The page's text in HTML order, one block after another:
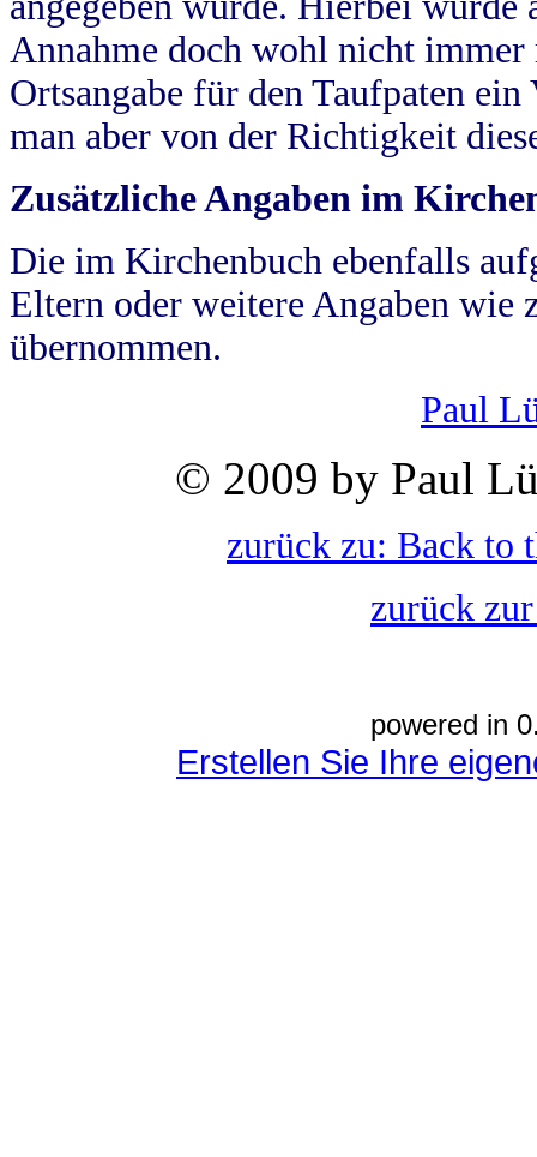
Annahme doch wohl nicht
Ortsangabe für den Taufpaten
man aber von der Richtigkeit
Zusätzliche Angaben im
Die im Kirchenbuch ebenfalls
Eltern oder weitere Angaben wie
übernommen.
Paul
© 2009 by Paul
zurück zu: Back to
zurück
powered in
Erstellen Sie Ihre